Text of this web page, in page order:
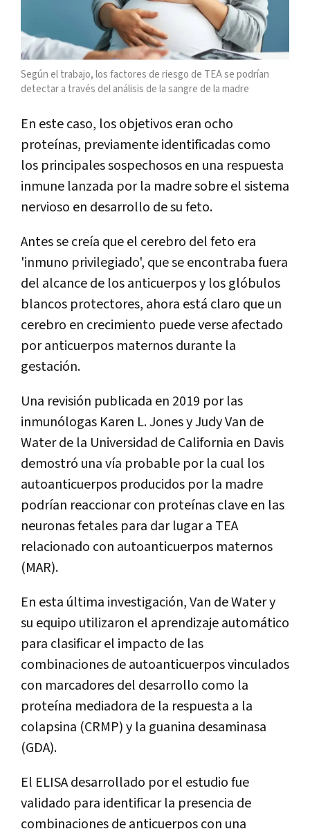
Según el trabajo, los factores de riesgo de TEA se podrían
detectar a través del análisis de la sangre de la madre
En este caso, los objetivos eran ocho
proteínas, previamente identificadas como
los principales sospechosos en una respuesta
inmune lanzada por la madre sobre el sistema
nervioso en desarrollo de su feto.
Antes se creía que el cerebro del feto era
'inmuno privilegiado', que se encontraba fuera
del alcance de los anticuerpos y los glóbulos
blancos protectores, ahora está claro que un
cerebro en crecimiento puede verse afectado
por anticuerpos maternos durante la
gestación.
Una revisión publicada en 2019 por las
inmunólogas Karen L. Jones y Judy Van de
Water de la Universidad de California en Davis
demostró una vía probable por la cual los
autoanticuerpos producidos por la madre
podrían reaccionar con proteínas clave en las
neuronas fetales para dar lugar a TEA
relacionado con autoanticuerpos maternos
(MAR).
En esta última investigación, Van de Water y
su equipo utilizaron el aprendizaje automático
para clasificar el impacto de las
combinaciones de autoanticuerpos vinculados
con marcadores del desarrollo como la
proteína mediadora de la respuesta a la
colapsina (CRMP) y la guanina desaminasa
(GDA).
El ELISA desarrollado por el estudio fue
validado para identificar la presencia de
combinaciones de anticuerpos con una